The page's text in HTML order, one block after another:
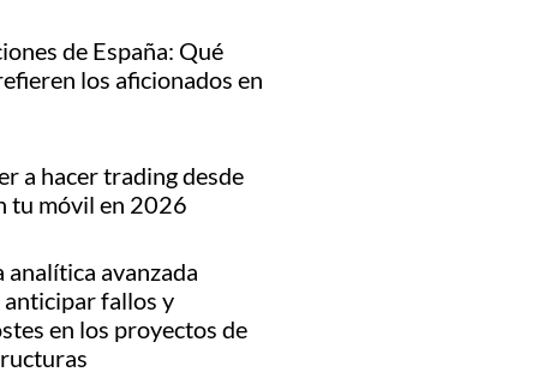
de España: Qué
los aficionados en
a hacer trading desde
tu móvil en 2026
analítica avanzada
fallos y
en los proyectos de